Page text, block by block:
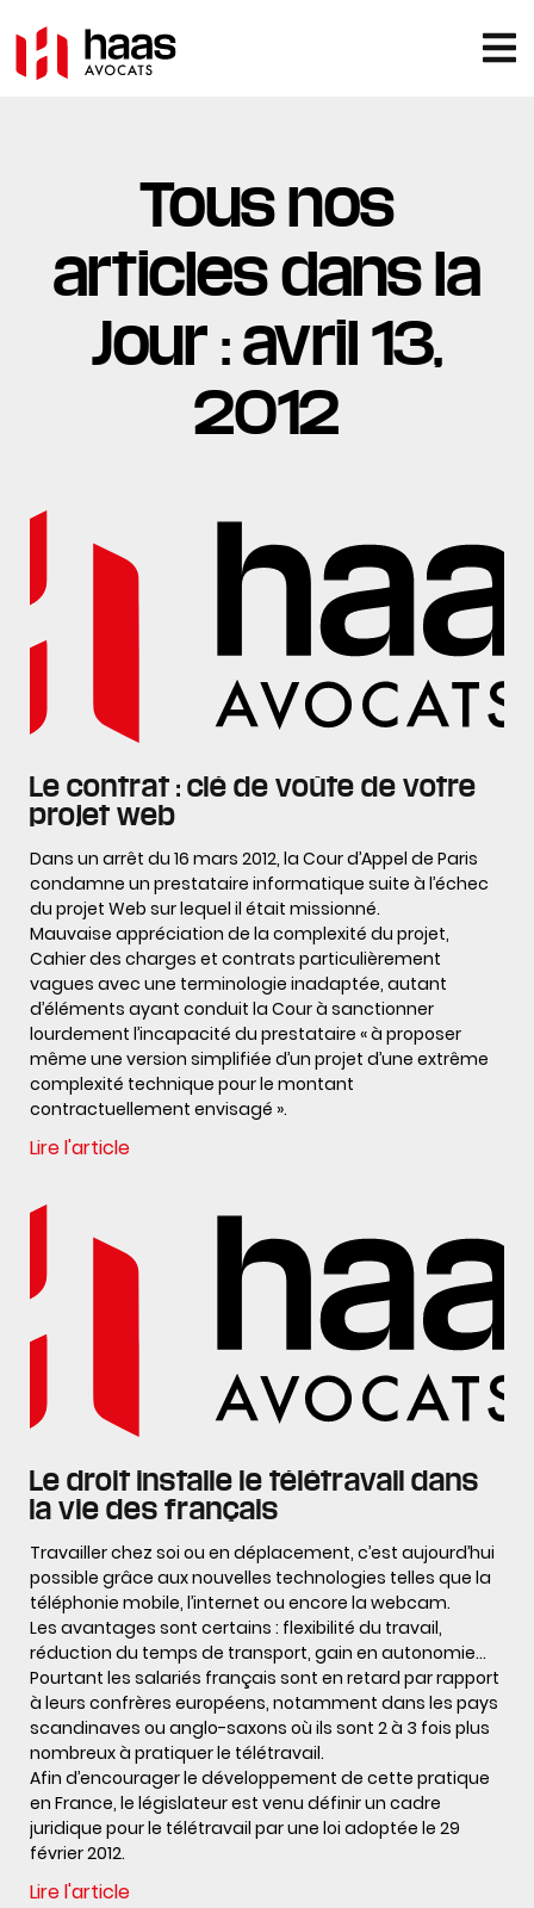
Tous nos
articles dans la
Jour : avril 13,
2012
Le contrat : clé de voûte de votre
projet web
Dans un arrêt du 16 mars 2012, la Cour d’Appel de Paris
condamne un prestataire informatique suite à l’échec
du projet Web sur lequel il était missionné.
Mauvaise appréciation de la complexité du projet,
Cahier des charges et contrats particulièrement
vagues avec une terminologie inadaptée, autant
d’éléments ayant conduit la Cour à sanctionner
lourdement l’incapacité du prestataire « à proposer
même une version simplifiée d’un projet d’une extrême
complexité technique pour le montant
contractuellement envisagé ».
Lire l'article
Le droit installe le télétravail dans
la vie des français
Travailler chez soi ou en déplacement, c’est aujourd’hui
possible grâce aux nouvelles technologies telles que la
téléphonie mobile, l’internet ou encore la webcam.
Les avantages sont certains : flexibilité du travail,
réduction du temps de transport, gain en autonomie…
Pourtant les salariés français sont en retard par rapport
à leurs confrères européens, notamment dans les pays
scandinaves ou anglo-saxons où ils sont 2 à 3 fois plus
nombreux à pratiquer le télétravail.
Afin d’encourager le développement de cette pratique
en France, le législateur est venu définir un cadre
juridique pour le télétravail par une loi adoptée le 29
février 2012.
Lire l'article